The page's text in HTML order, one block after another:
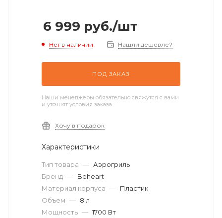
6 999 руб./шт
Нет в наличии Нашли дешевле?
ПОД ЗАКАЗ
Наши менеджеры обязательно свяжутся с вами
и уточнят условия заказа
Хочу в подарок
Характеристики
Тип товара — Аэрогриль
Бренд — Beheart
Материал корпуса — Пластик
Объем — 8 л
Мощность — 1700 Вт